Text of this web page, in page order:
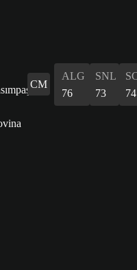
CM
ALG
76
SNL
73
74